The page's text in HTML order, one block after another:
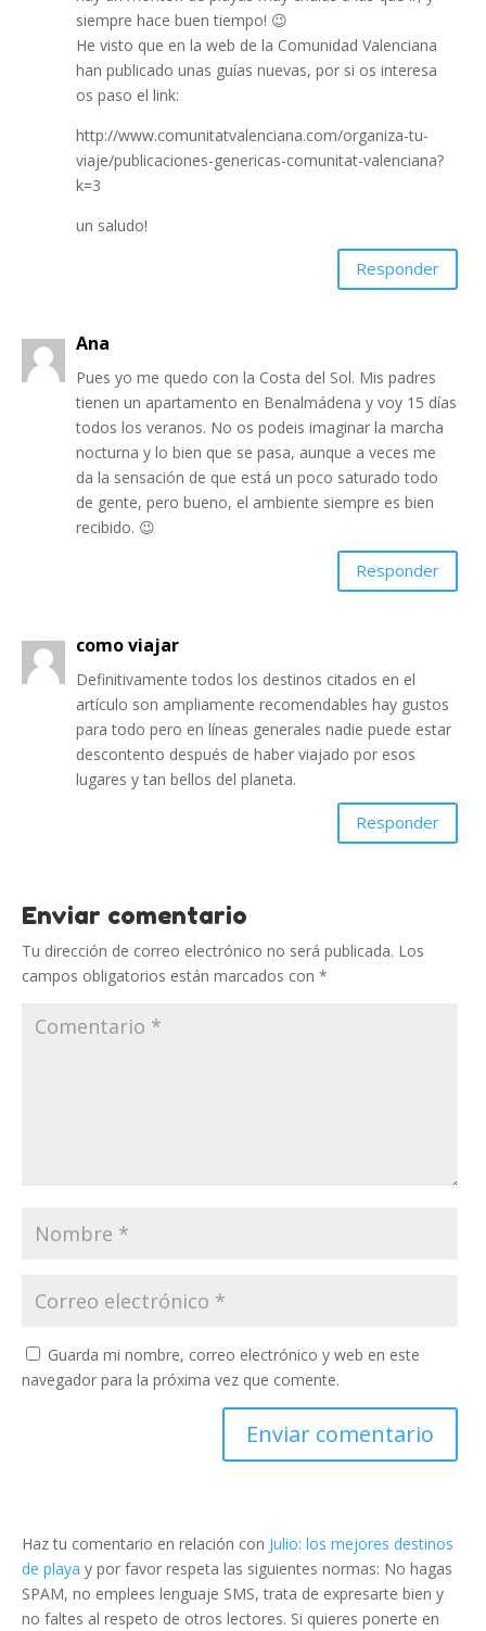
siempre hace buen tiempo! 😉
He visto que en la web de la Comunidad Valenciana
han publicado unas guías nuevas, por si os interesa
os paso el link:
http://www.comunitatvalenciana.com/organiza-tu-
viaje/publicaciones-genericas-comunitat-valenciana?
k=3
un saludo!
Responder
Ana
Pues yo me quedo con la Costa del Sol. Mis padres
tienen un apartamento en Benalmádena y voy 15 días
todos los veranos. No os podeis imaginar la marcha
nocturna y lo bien que se pasa, aunque a veces me
da la sensación de que está un poco saturado todo
de gente, pero bueno, el ambiente siempre es bien
recibido. 😉
Responder
como viajar
Definitivamente todos los destinos citados en el
artículo son ampliamente recomendables hay gustos
para todo pero en líneas generales nadie puede estar
descontento después de haber viajado por esos
lugares y tan bellos del planeta.
Responder
Enviar comentario
Tu dirección de correo electrónico no será publicada. Los
campos obligatorios están marcados con *
Guarda mi nombre, correo electrónico y web en este
navegador para la próxima vez que comente.
Haz tu comentario en relación con Julio: los mejores destinos
de playa y por favor respeta las siguientes normas: No hagas
SPAM, no emplees lenguaje SMS, trata de expresarte bien y
no faltes al respeto de otros lectores. Si quieres ponerte en